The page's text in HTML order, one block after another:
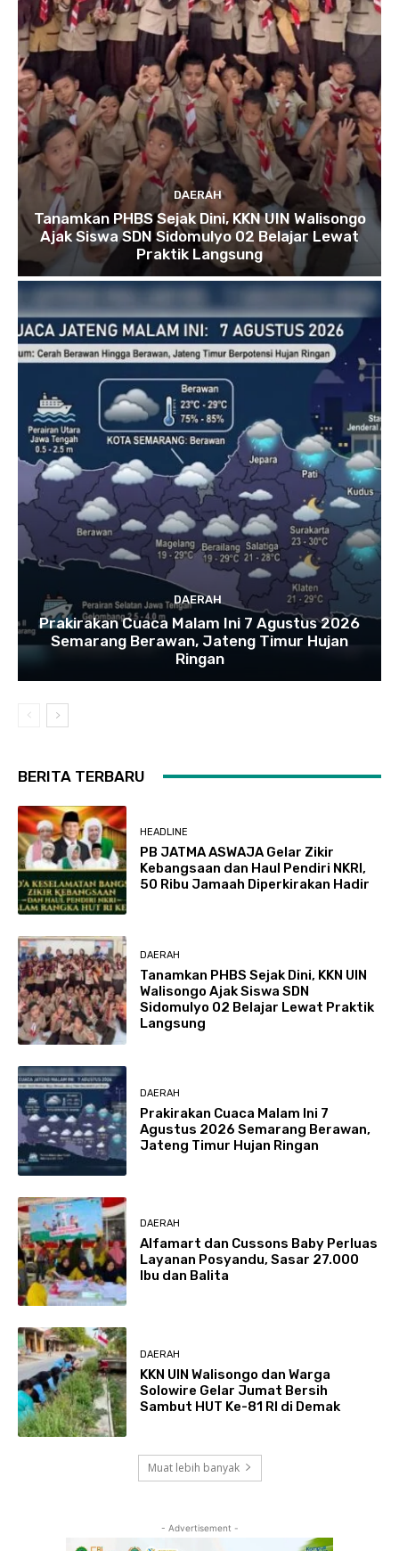
DAERAH
Tanamkan PHBS Sejak Dini, KKN UIN Walisongo
Ajak Siswa SDN Sidomulyo 02 Belajar Lewat
Praktik Langsung
DAERAH
Prakirakan Cuaca Malam Ini 7 Agustus 2026
Semarang Berawan, Jateng Timur Hujan
Ringan
BERITA TERBARU
HEADLINE
PB JATMA ASWAJA Gelar Zikir
Kebangsaan dan Haul Pendiri NKRI,
50 Ribu Jamaah Diperkirakan Hadir
DAERAH
Tanamkan PHBS Sejak Dini, KKN UIN
Walisongo Ajak Siswa SDN
Sidomulyo 02 Belajar Lewat Praktik
Langsung
DAERAH
Prakirakan Cuaca Malam Ini 7
Agustus 2026 Semarang Berawan,
Jateng Timur Hujan Ringan
DAERAH
Alfamart dan Cussons Baby Perluas
Layanan Posyandu, Sasar 27.000
Ibu dan Balita
DAERAH
KKN UIN Walisongo dan Warga
Solowire Gelar Jumat Bersih
Sambut HUT Ke-81 RI di Demak
Muat lebih banyak
- Advertisement -